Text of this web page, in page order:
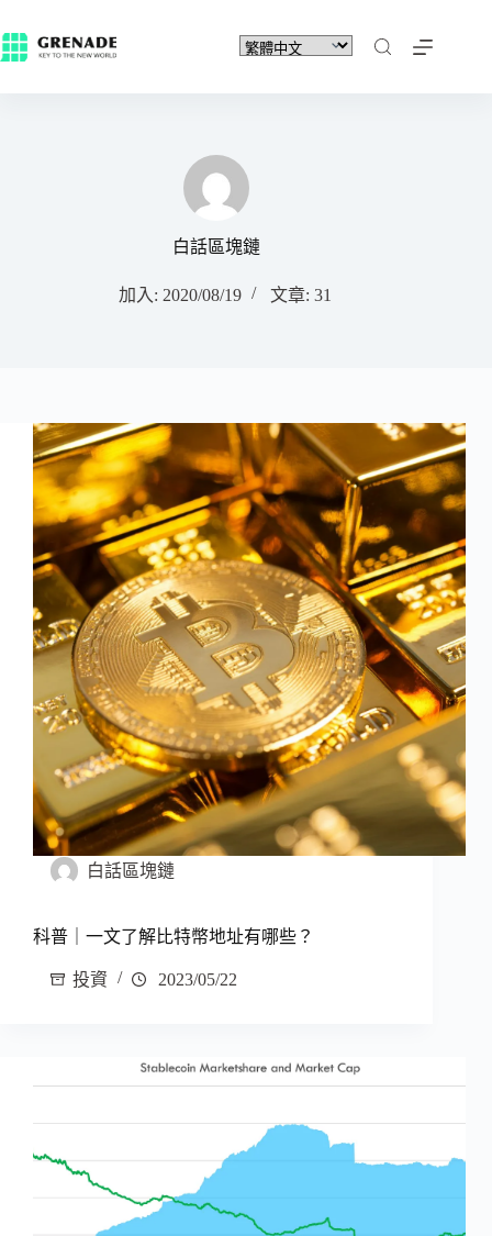
白話區塊鏈
加入: 2020/08/19 文章: 31
白話區塊鏈
科普｜一文了解比特幣地址有哪些？
投資 2023/05/22